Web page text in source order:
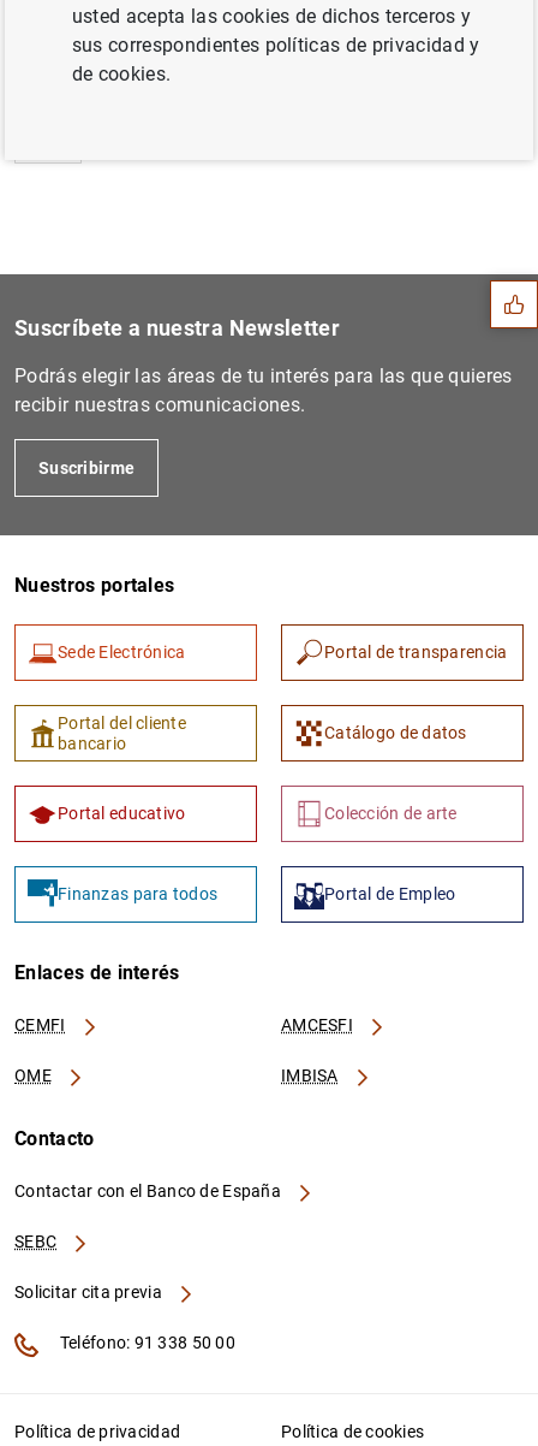
Siguiente
Estado financiero consolida...
Sugerencias
1 2
Suscríbete a nuestra Newsletter
Podrás elegir las áreas de tu interés para las que quieres
recibir nuestras comunicaciones.
Suscribirme
Nuestros portales
Sede Electrónica Portal de transparencia
Portal del cliente
bancario
Catálogo de datos
Portal educativo Colección de arte
Finanzas para todos Portal de Empleo
Enlaces de interés
CEMFI AMCESFI
OME IMBISA
Contacto
Contactar con el Banco de España
SEBC
Solicitar cita previa
Teléfono: 91 338 50 00
Política de privacidad Política de cookies
usted acepta las cookies de dichos terceros y
sus correspondientes políticas de privacidad y
de cookies.